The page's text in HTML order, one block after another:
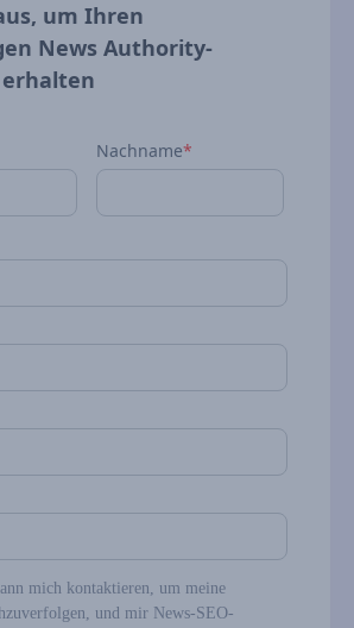
um Ihren
News Authority-
Nachname*
mich kontaktieren, um meine
und mir News‑SEO-